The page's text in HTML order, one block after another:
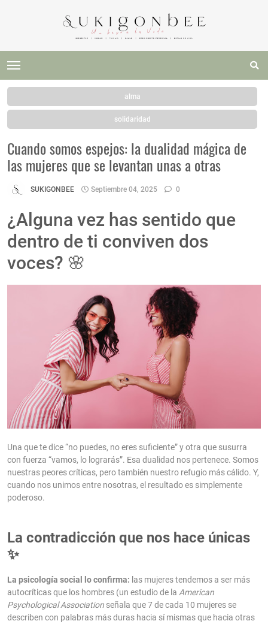
alma
solidaridad
Cuando somos espejos: la dualidad mágica de
las mujeres que se levantan unas a otras
SUKIGONBEE Septiembre 04, 2025 0
¿Alguna vez has sentido que
dentro de ti conviven dos
voces? 🌸
Una que te dice “no puedes, no eres suficiente” y otra que susurra
con fuerza “vamos, lo lograrás”. Esa dualidad nos pertenece. Somos
nuestras peores críticas, pero también nuestro refugio más cálido. Y,
cuando nos unimos entre nosotras, el resultado es simplemente
poderoso.
La contradicción que nos hace únicas
✨
La psicología social lo confirma: las mujeres tendemos a ser más
autocríticas que los hombres (un estudio de la American
Psychological Association señala que 7 de cada 10 mujeres se
describen con palabras más duras hacia sí mismas que hacia otras